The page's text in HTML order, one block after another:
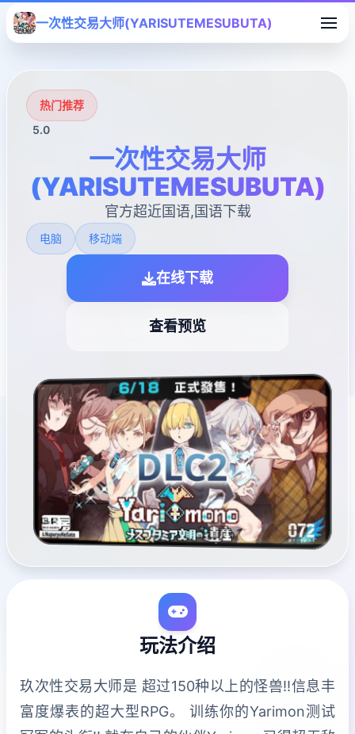
一次性交易大师(YARISUTEMESUBUTA)
热门推荐
5.0
一次性交易大师
(YARISUTEMESUBUTA)
官方超近国语,国语下载
电脑 移动端
在线下载
查看预览
玩法介绍
玖次性交易大师是 超过150种以上的怪兽!!信息丰
富度爆表的超大型RPG。 训练你的Yarimon测试